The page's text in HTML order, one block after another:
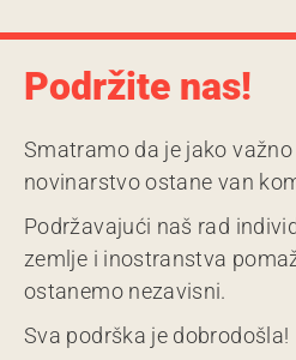
Podržite nas!
Smatramo da je jako
novinarstvo ostane van
Podržavajući naš rad
zemlje i inostranstva
ostanemo nezavisni.
Sva podrška je dobrodošla!